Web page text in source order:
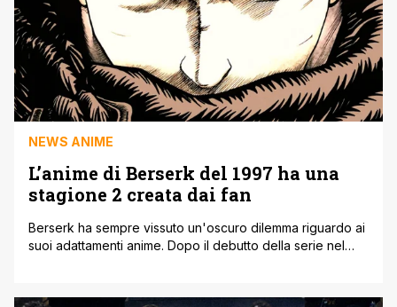
NEWS ANIME
L’anime di Berserk del 1997 ha una
stagione 2 creata dai fan
Berserk ha sempre vissuto un'oscuro dilemma riguardo ai
suoi adattamenti anime. Dopo il debutto della serie nel
standard stabiliti dal creatore Kentaro Miura. Nonostante